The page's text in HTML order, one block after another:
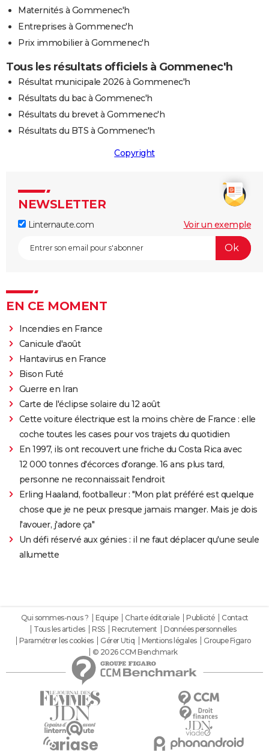
Maternités à Gommenec'h
Entreprises à Gommenec'h
Prix immobilier à Gommenec'h
Tous les résultats officiels à Gommenec'h
Résultat municipale 2026 à Gommenec'h
Résultats du bac à Gommenec'h
Résultats du brevet à Gommenec'h
Résultats du BTS à Gommenec'h
Copyright
NEWSLETTER
Linternaute.com Voir un exemple
EN CE MOMENT
Incendies en France
Canicule d'août
Hantavirus en France
Bison Futé
Guerre en Iran
Carte de l'éclipse solaire du 12 août
Cette voiture électrique est la moins chère de France : elle
coche toutes les cases pour vos trajets du quotidien
En 1997, ils ont recouvert une friche du Costa Rica avec
12 000 tonnes d'écorces d'orange. 16 ans plus tard,
personne ne reconnaissait l'endroit
Erling Haaland, footballeur : "Mon plat préféré est quelque
chose que je ne peux presque jamais manger. Mais je dois
l'avouer, j'adore ça"
Un défi réservé aux génies : il ne faut déplacer qu'une seule
allumette
Qui sommes-nous ? Equipe Charte éditoriale Publicité
Contact
Tous les articles
RSS Recrutement
Données personnelles
Paramétrer les cookies
Gérer Utiq Mentions légales
Groupe Figaro
© 2026 CCM Benchmark